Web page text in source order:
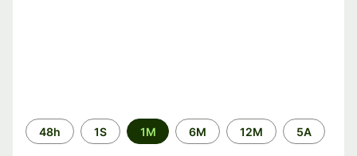
Período
de
48h 1S 1M 6M 12M 5A